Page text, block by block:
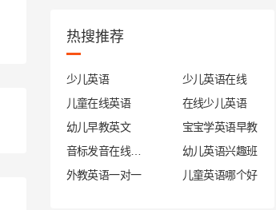
热搜推荐
少儿英语
少儿英语在线
儿童在线英语
在线少儿英语
幼儿早教英文
宝宝学英语早教
幼儿英语兴趣班
外教英语一对一
儿童英语哪个好